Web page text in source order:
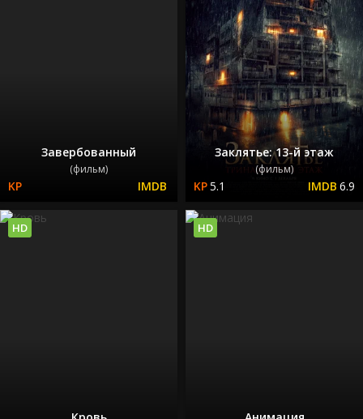
Завербованный
(фильм)
Заклятье: 13-й этаж
(фильм)
5.1 6.9
HD HD